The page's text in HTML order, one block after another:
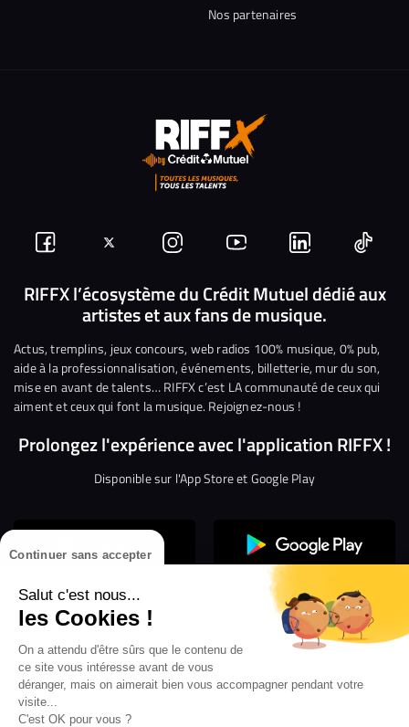
Continuer sans accepter
Salut c'est nous...
les Cookies !
On a attendu d'être sûrs que le contenu de
ce site vous intéresse avant de vous
déranger, mais on aimerait bien vous accompagner pendant votre
visite...
C'est OK pour vous ?
Nos partenaires
Suivez-
nous
Facebook
Suivez-
nous
sur
Twitter
Nous
rejoindre
sur
Instagram
Nous
rejoindre
sur
YouTube
Nous
rejoindre
sur
Linkedin
Nous
RIFFX l’écosystème du Crédit Mutuel dédié aux
artistes et aux fans de musique.
Actus, tremplins, jeux concours, web radios 100% musique, 0% pub,
aide à la professionnalisation, événements, billetterie, mur du son,
mise en avant de talents… RIFFX c’est LA communauté de ceux qui
aiment et ceux qui font la musique. Rejoignez-nous !
Prolongez l'expérience avec l'application RIFFX !
Disponible sur l'App Store et Google Play
Confidentialité
Gestion des cookies
Conditions générales d’utilisation
Mentions légales